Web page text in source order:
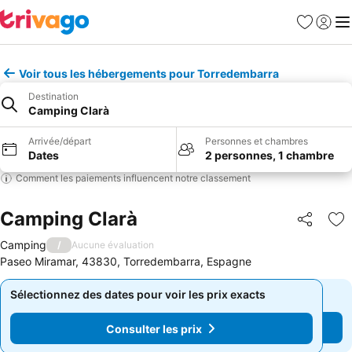
Favoris
Se
Voir tous les hébergements pour Torredembarra
Destination
Camping Clarà
Arrivée/départ
Dates
Personnes et chambres
2 personnes, 1 chambre
Comment les paiements influencent notre classement
Camping Clarà Partager
Camping / Aucune évaluation
Paseo Miramar, 43830, Torredembarra, Espagne
Sélectionnez des dates pour voir les prix exacts
Consulter les prix
Sélectionnez des dates pour voir les prix exacts
Consulter les prix